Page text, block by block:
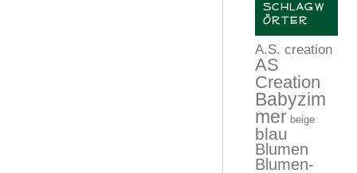
SCHLAGW
ÖRTER
A.S. creation
AS
Creation
Babyzim
mer beige
blau
Blumen
Blumen-